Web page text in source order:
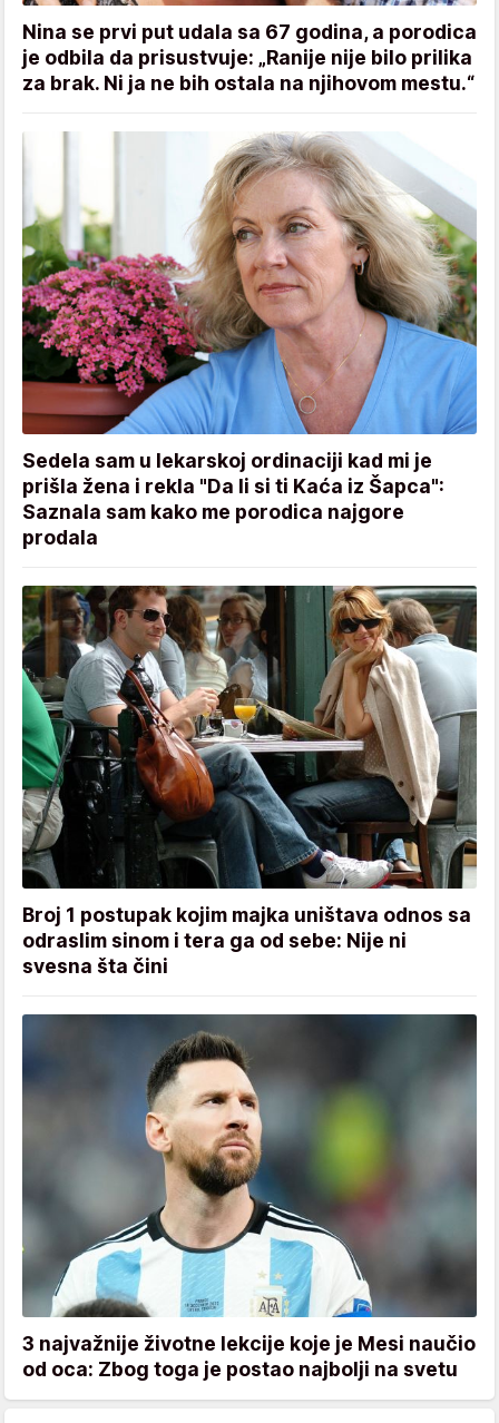
Nina se prvi put udala sa 67 godina, a porodica
je odbila da prisustvuje: „Ranije nije bilo prilika
za brak. Ni ja ne bih ostala na njihovom mestu.“
Sedela sam u lekarskoj ordinaciji kad mi je
prišla žena i rekla "Da li si ti Kaća iz Šapca":
Saznala sam kako me porodica najgore
prodala
Broj 1 postupak kojim majka uništava odnos sa
odraslim sinom i tera ga od sebe: Nije ni
svesna šta čini
3 najvažnije životne lekcije koje je Mesi naučio
od oca: Zbog toga je postao najbolji na svetu